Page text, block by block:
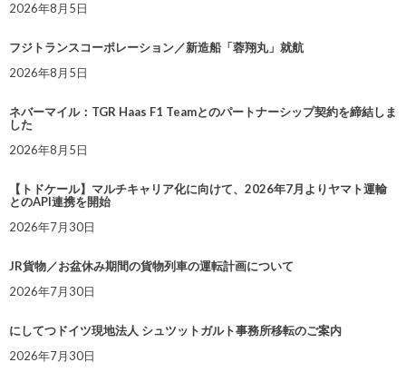
2026年8月5日
フジトランスコーポレーション／新造船「蓉翔丸」就航
2026年8月5日
ネバーマイル：TGR Haas F1 Teamとのパートナーシップ契約を締結しま
した
2026年8月5日
【トドケール】マルチキャリア化に向けて、2026年7月よりヤマト運輸
とのAPI連携を開始
2026年7月30日
JR貨物／お盆休み期間の貨物列車の運転計画について
2026年7月30日
にしてつドイツ現地法人 シュツットガルト事務所移転のご案内
2026年7月30日